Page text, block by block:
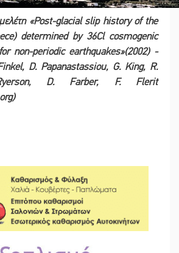
«Post‐glacial slip history of the
determined by 36Cl cosmogenic
non‐periodic earthquakes»(2002) -
D. Papanastassiou, G. King, R.
D. Farber, F. Flerit